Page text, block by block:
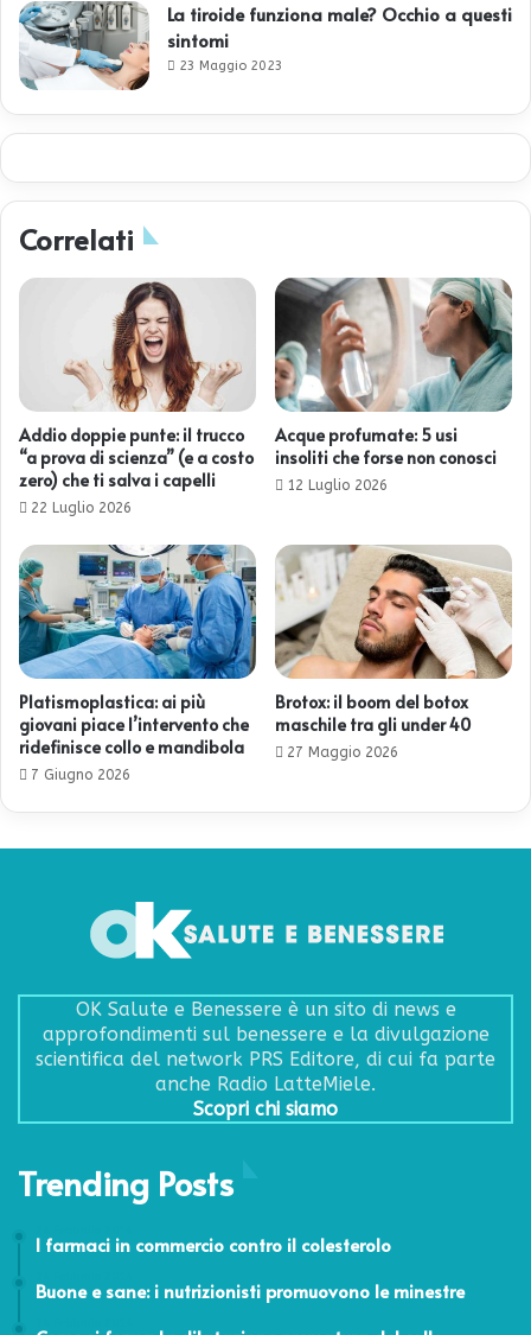
La tiroide funziona male? Occhio a questi
sintomi
23 Maggio 2023
Correlati
Addio doppie punte: il trucco
“a prova di scienza” (e a costo
zero) che ti salva i capelli
22 Luglio 2026
Acque profumate: 5 usi
insoliti che forse non conosci
12 Luglio 2026
Platismoplastica: ai più
giovani piace l’intervento che
ridefinisce collo e mandibola
7 Giugno 2026
Brotox: il boom del botox
maschile tra gli under 40
27 Maggio 2026
OK Salute e Benessere è un sito di news e
approfondimenti sul benessere e la divulgazione
scientifica del network PRS Editore, di cui fa parte
anche Radio LatteMiele.
Scopri chi siamo
Trending Posts
I farmaci in commercio contro il colesterolo
Buone e sane: i nutrizionisti promuovono le minestre